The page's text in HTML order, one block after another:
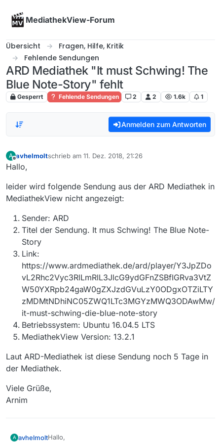
MediathekView-Forum
Übersicht
Fragen, Hilfe, Kritik
Fehlende Sendungen
ARD Mediathek "It must Schwing! The
Blue Note-Story" fehlt
Gesperrt Fehlende Sendungen 2 2 1.6k 1
Anmelden zum Antworten
A
Offline
avhelmoltschrieb am 11. Dez. 2018, 21:26
zuletzt editiert von
Hallo,
leider wird folgende Sendung aus der ARD Mediathek in
MediathekView nicht angezeigt:
Sender: ARD
Titel der Sendung. It mus Schwing! The Blue Note-
Story
Link:
https://www.ardmediathek.de/ard/player/Y3JpZDo
vL2Rhc2Vyc3RlLmRlL3JlcG9ydGFnZSBfIGRva3VtZ
W50YXRpb24gaW0gZXJzdGVuLzY0ODgxOTZiLTY
zMDMtNDhiNC05ZWQ1LTc3MGYzMWQ3ODAwMw/
it-must-schwing-die-blue-note-story
Betriebssystem: Ubuntu 16.04.5 LTS
MediathekView Version: 13.2.1
Laut ARD-Mediathek ist diese Sendung noch 5 Tage in
der Mediathek.
Viele Grüße,
Arnim
A avhelmoltHallo,